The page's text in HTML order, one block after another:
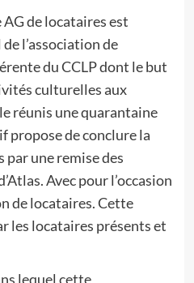
AG de locataires est
l’association de
du CCLP dont le but
culturelles aux
réunis une quarantaine
propose de conclure la
par une remise des
Avec pour l’occasion
de locataires. Cette
les locataires présents et
lequel cette